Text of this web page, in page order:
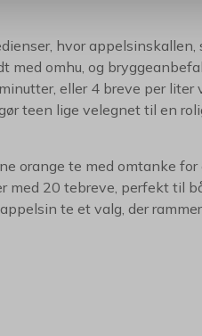
hvor appelsinskallen,
med omhu, og
eller 4 breve per liter
teen lige velegnet til en
orange te med omtanke
20 tebreve, perfekt til
te et valg, der